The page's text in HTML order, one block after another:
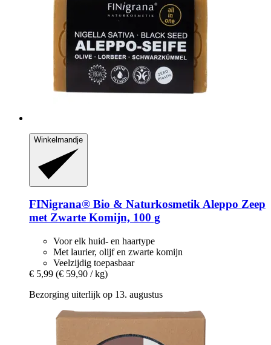
Winkelmandje
FINigrana® Bio & NaturkosmetikAleppo Zeep
met Zwarte Komijn, 100 g
Voor elk huid- en haartype
Met laurier, olijf en zwarte komijn
Veelzijdig toepasbaar
€ 5,99 (€ 59,90 / kg)
Bezorging uiterlijk op 13. augustus